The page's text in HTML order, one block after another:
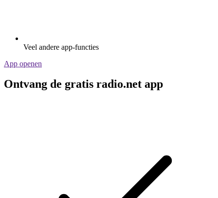
Veel andere app-functies
App openen
Ontvang de gratis radio.net app